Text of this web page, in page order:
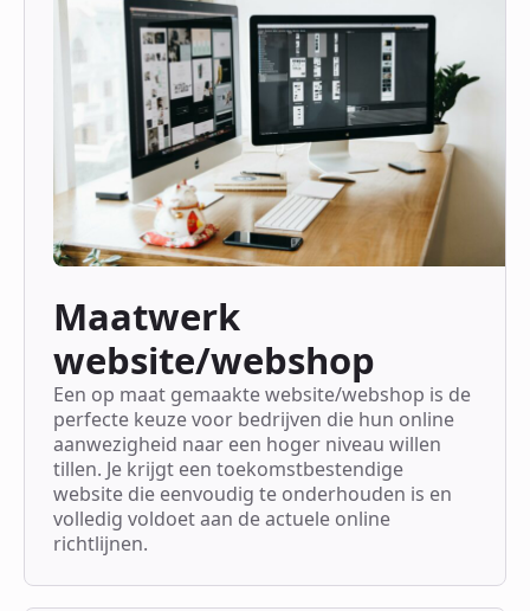
Maatwerk
website/webshop
Een op maat gemaakte website/webshop is de
perfecte keuze voor bedrijven die hun online
aanwezigheid naar een hoger niveau willen
tillen. Je krijgt een toekomstbestendige
website die eenvoudig te onderhouden is en
volledig voldoet aan de actuele online
richtlijnen.